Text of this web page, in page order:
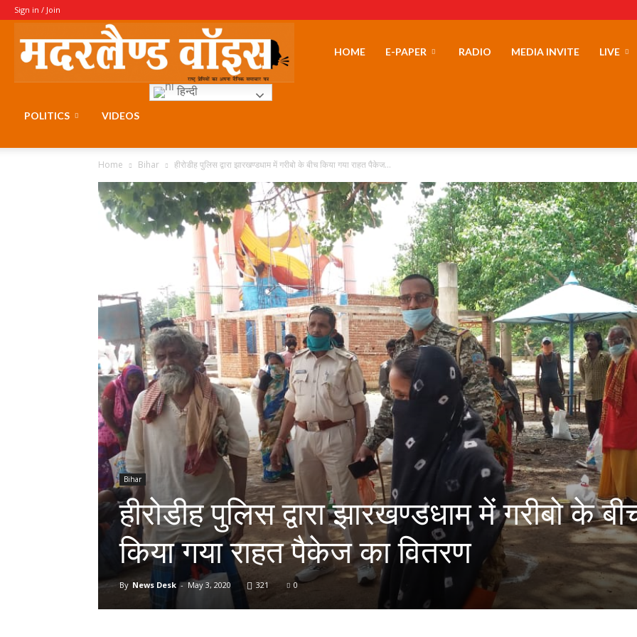
Sign in / Join
MotherLandHOME E-PAPER RADIO MEDIA INVITE LIVE
POLITICS VIDEOS
हिन्दी
Home Bihar हीरोडीह पुलिस द्वारा झारखण्डधाम में गरीबो के बीच किया गया राहत पैकेज...
Bihar
हीरोडीह पुलिस द्वारा झारखण्डधाम में गरीबो के
किया गया राहत पैकेज का वितरण
By News Desk - May 3, 2020 321 0